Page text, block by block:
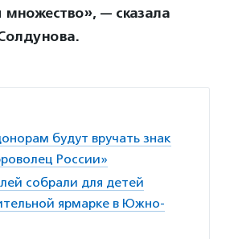
множество», — сказала
будут вручать знак
России»
собрали для детей
ярмарке в Южно-